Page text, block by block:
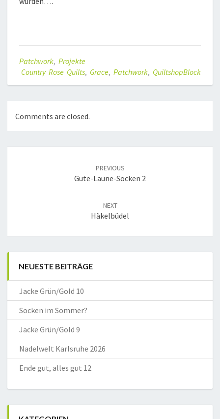
Patchwork, Projekte
Country Rose Quilts, Grace, Patchwork, QuiltshopBlock
Comments are closed.
PREVIOUS
Gute-Laune-Socken 2
NEXT
Häkelbüdel
NEUESTE BEITRÄGE
Jacke Grün/Gold 10
Socken im Sommer?
Jacke Grün/Gold 9
Nadelwelt Karlsruhe 2026
Ende gut, alles gut 12